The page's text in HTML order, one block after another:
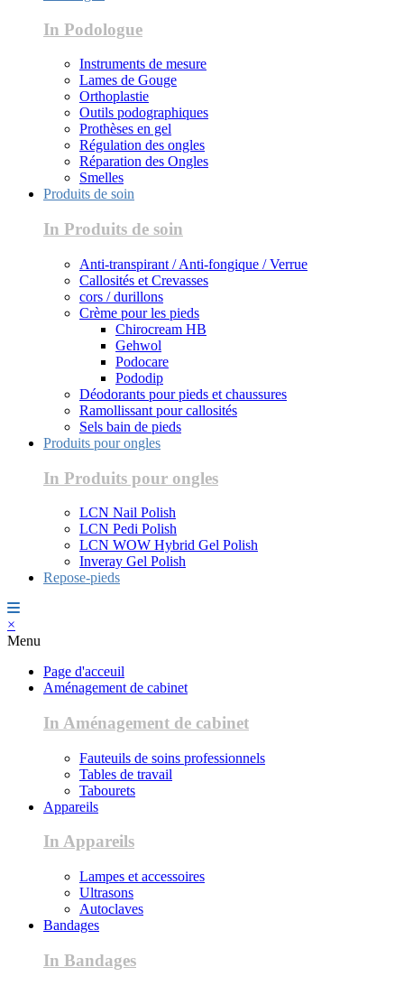
In Podologue
Instruments de mesure
Lames de Gouge
Orthoplastie
Outils podographiques
Prothèses en gel
Régulation des ongles
Réparation des Ongles
Smelles
Produits de soin
In Produits de soin
Anti-transpirant / Anti-fongique / Verrue
Callosités et Crevasses
cors / durillons
Crème pour les pieds
Chirocream HB
Gehwol
Podocare
Pododip
Déodorants pour pieds et chaussures
Ramollissant pour callosités
Sels bain de pieds
Produits pour ongles
In Produits pour ongles
LCN Nail Polish
LCN Pedi Polish
LCN WOW Hybrid Gel Polish
Inveray Gel Polish
Repose-pieds
×
Menu
Page d'acceuil
Aménagement de cabinet
In Aménagement de cabinet
Fauteuils de soins professionnels
Tables de travail
Tabourets
Appareils
In Appareils
Lampes et accessoires
Ultrasons
Autoclaves
Bandages
In Bandages